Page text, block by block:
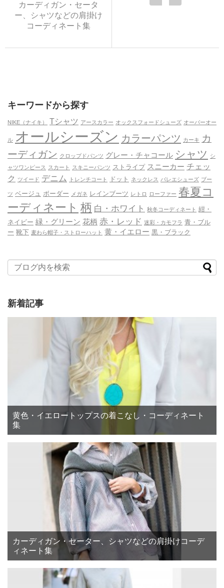
カーディガン・セータ
ー、シャツなどの肩掛け
コーディネート集
キーワードから探す
NIKE（ナイキ） Tシャツ アースカラー オックスフォードシューズ オーバーオー
ル オールシーズン カラーパンツ カーキ カ
ーディガン クロップドパンツ グレー・チャコール シャツ
シ
ャツワンピース
スカート スキニーパンツ ストライプ スニーカー チェッ
ク
ツイード デニム トレンチコート ドット ネックレス バレエシューズ ブー
ツ ベージュ ボーダー メガネ レインブーツ レトロ ローファー 春夏コ
ーディネート 柄 白・ホワイト 秋冬コーディネート 紺・
ネイビー 緑・グリーン 花柄 赤・レッド 迷彩・カモフラ 青・ブル
ー 靴下 麦わら帽子・ストローハット 黄・イエロー 黒・ブラック
新着記事
黄色・イエロートップスの着こなし・コーディネート
集
カーディガン・セーター、シャツなどの肩掛けコーデ
ィネート集